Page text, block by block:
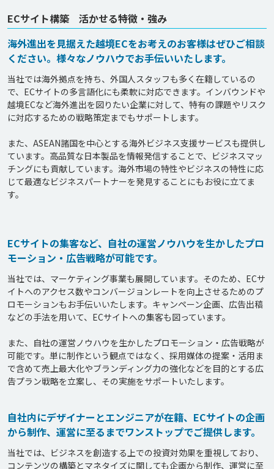
ECサイト構築 活かせる特徴・強み
海外進出を見据えた越境ECをお考えのお客様はぜひご相談
ください。様々なノウハウでお手伝いいたします。
当社では海外拠点を持ち、外国人スタッフも多く在籍しているの
で、ECサイトの多言語化にも柔軟に対応できます。インバウンドや
越境ECなど海外進出を図りたい企業に対して、特有の課題やリスク
に対応するための戦略策定までもサポートします。
また、ASEAN諸国を中心とする海外ビジネス支援サービスも提供し
ています。高品質な日本製品を情報発信することで、ビジネスマッ
チングにも貢献しています。海外市場の特性やビジネスの特性に応
じて最適なビジネスパートナーを発見することにもお役に立てま
す。
ECサイトの集客など、自社の運営ノウハウを生かしたプロ
モーション・広告戦略が可能です。
当社では、マーケティング事業も展開しています。そのため、ECサ
イトへのアクセス数やコンバージョンレートを向上させるためのプ
ロモーションもお手伝いいたします。キャンペーン企画、広告出稿
などの手法を用いて、ECサイトへの集客も図っています。
また、自社の運営ノウハウを生かしたプロモーション・広告戦略が
可能です。単に制作という観点ではなく、採用媒体の提案・活用ま
で含めて売上最大化やブランディング力の強化などを目的とする広
告プラン戦略を立案し、その実施をサポートいたします。
自社内にデザイナーとエンジニアが在籍、ECサイトの企画
から制作、運営に至るまでワンストップでご提供します。
当社では、ビジネスを創造する上での投資対効果を重視しており、
コンテンツの構築とマネタイズに関しても企画から制作、運営に至